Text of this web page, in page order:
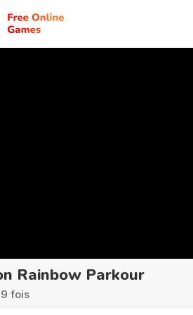
Rainbow Parkour
fois